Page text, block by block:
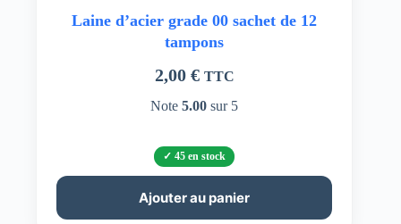
Laine d’acier grade 00 sachet de 12
tampons
2,00 € TTC
Note5.00 sur 5
45 en stock
Ajouter au panier